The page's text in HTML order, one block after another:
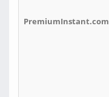
PremiumInstant.com